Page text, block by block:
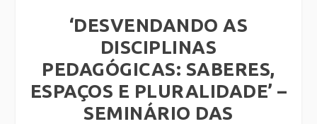
‘DESVENDANDO AS
DISCIPLINAS
PEDAGÓGICAS: SABERES,
ESPAÇOS E PLURALIDADE’ –
SEMINÁRIO DAS